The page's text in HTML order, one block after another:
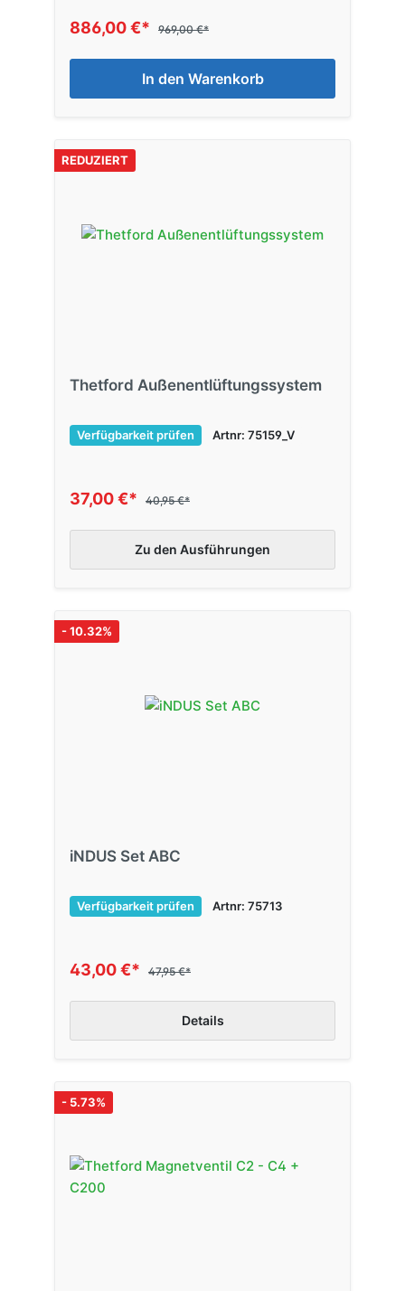
886,00 €* 969,00 €*
In den Warenkorb
REDUZIERT
Thetford Außenentlüftungssystem
Verfügbarkeit prüfen Artnr: 75159_V
37,00 €* 40,95 €*
Zu den Ausführungen
- 10.32%
iNDUS Set ABC
Verfügbarkeit prüfen Artnr: 75713
43,00 €* 47,95 €*
Details
- 5.73%